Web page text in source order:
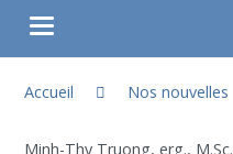
Ouvrir/fermer le menu
À propos
Accueil
Nos nouvelles
Minh-Thy Truong, erg., M.Sc.